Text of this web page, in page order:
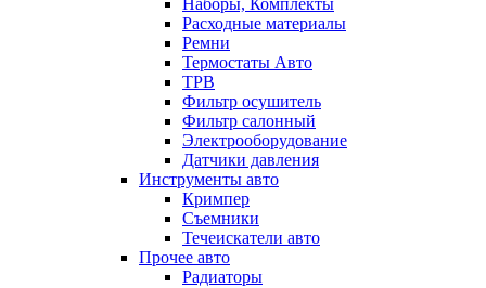
Наборы, Комплекты
Расходные материалы
Ремни
Термостаты Авто
ТРВ
Фильтр осушитель
Фильтр салонный
Электрооборудование
Датчики давления
Инструменты авто
Кримпер
Съемники
Течеискатели авто
Прочее авто
Радиаторы